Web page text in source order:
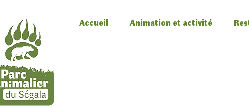
Accueil Animation et activité